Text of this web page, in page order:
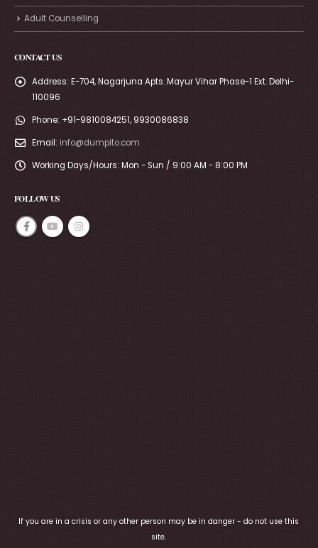
Adult Counselling
CONTACT US
Address: E-704, Nagarjuna Apts. Mayur Vihar Phase-1 Ext. Delhi-
110096
Phone: +91-9810084251, 9930086838
Email: info@dumpito.com
Working Days/Hours: Mon - Sun / 9:00 AM - 8:00 PM
FOLLOW US
If you are in a crisis or any other person may be in danger - do not use this
site.